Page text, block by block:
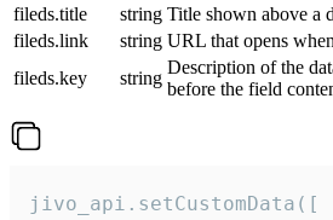
fileds.title
string Title shown above a
fileds.link
string URL that opens
fileds.key
string
Description of the
before the field
jivo_api.setCustomData([